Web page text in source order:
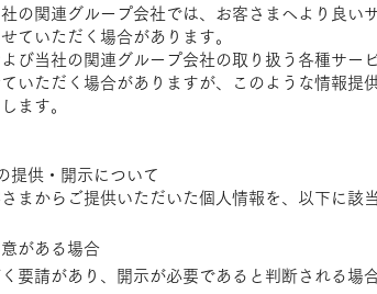
の関連グループ会社では、お客さまへより良い
ていただく場合があります。
び当社の関連グループ会社の取り扱う各種サ
いただく場合がありますが、このような情報
ます。
提供・開示について
まからご提供いただいた個人情報を、以下に該
がある場合
要請があり、開示が必要であると判断される場